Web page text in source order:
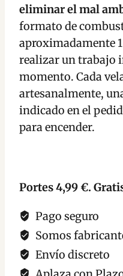
eliminar el mal
formato de
aproximadamente
realizar un trabajo
momento. Cada
artesanalmente,
indicado en el
para encender.
Finalizar
Discusiones
cantidad
Portes 4,99 €.
Pago seguro
Somos
Envío discreto